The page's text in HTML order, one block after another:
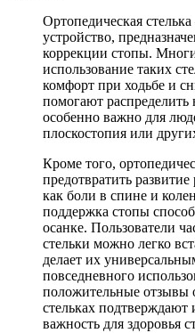
Ортопедическая
устройство,
коррекции стопы.
использование таких
комфорт при ходьбе и
помогают распределить
особенно важно для
плоскостопия или
Кроме того,
предотвратить
как боли в спине и
поддержка стопы
осанке. Пользователи
стельки можно легко
делает их
повседневного
положительные отзывы
стельках подтверждают
важность для здоровья